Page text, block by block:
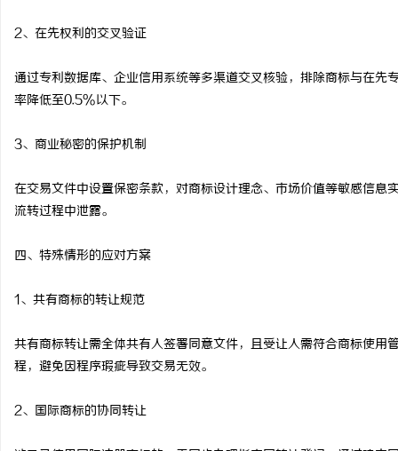
2、在先权利的交叉验证
通过专利数据库、企业信用系统等多渠道交叉核验，排除商标与在
率降低至0.5%以下。
3、商业秘密的保护机制
在交易文件中设置保密条款，对商标设计理念、市场价值等敏感信
流转过程中泄露。
四、特殊情形的应对方案
1、共有商标的转让规范
共有商标转让需全体共有人签署同意文件，且受让人需符合商标使
程，避免因程序瑕疵导致交易无效。
2、国际商标的协同转让